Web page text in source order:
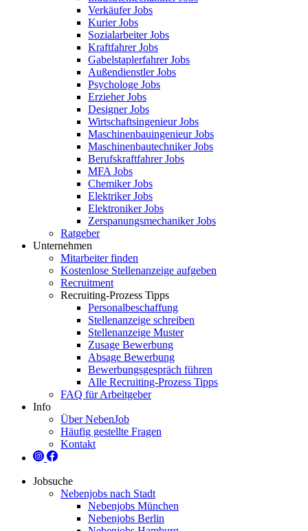
Verkäufer Jobs
Kurier Jobs
Sozialarbeiter Jobs
Kraftfahrer Jobs
Gabelstaplerfahrer Jobs
Außendienstler Jobs
Psychologe Jobs
Erzieher Jobs
Designer Jobs
Wirtschaftsingenieur Jobs
Maschinenbauingenieur Jobs
Maschinenbautechniker Jobs
Berufskraftfahrer Jobs
MFA Jobs
Chemiker Jobs
Elektriker Jobs
Elektroniker Jobs
Zerspanungsmechaniker Jobs
Ratgeber
Unternehmen
Mitarbeiter finden
Kostenlose Stellenanzeige aufgeben
Recruitment
Recruiting-Prozess Tipps
Personalbeschaffung
Stellenanzeige schreiben
Stellenanzeige Muster
Zusage Bewerbung
Absage Bewerbung
Bewerbungsgespräch führen
Alle Recruiting-Prozess Tipps
FAQ für Arbeitgeber
Info
Über NebenJob
Häufig gestellte Fragen
Kontakt
Jobsuche
Nebenjobs nach Stadt
Nebenjobs München
Nebenjobs Berlin